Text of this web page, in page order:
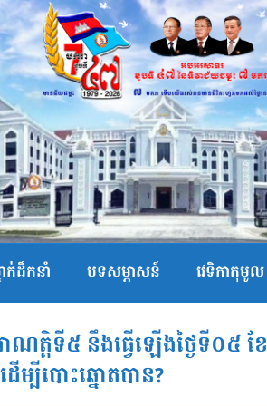
ក់ដឹកនាំ បទសម្ភាសន៍ វេទិកាតុមូល
ណត្តិទី៥ នឹងធ្វើឡើងថ្ងៃទី០៥ ខែ
ើម្បីបោះឆ្នោតបាន?